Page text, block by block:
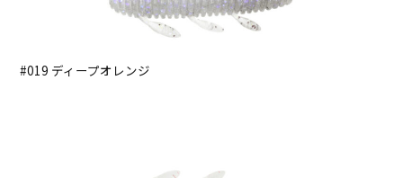
#019 ディープオレンジ